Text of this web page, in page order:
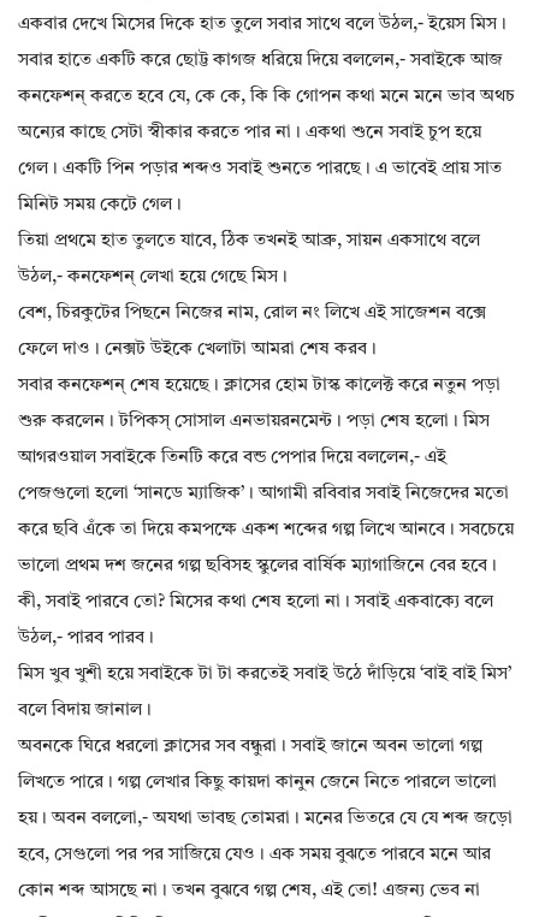
একবার দেখে মিসের দিকে হাত তুলে সবার সাথে বলে উঠল,- ইয়েস মিস।
সবার হাতে একটি করে ছোট্ট কাগজ ধরিয়ে দিয়ে বললেন,- সবাইকে আজ
কনফেশন্ করতে হবে যে, কে কে, কি কি গোপন কথা মনে মনে ভাব অথচ
অন্যের কাছে সেটা স্বীকার করতে পার না। একথা শুনে সবাই চুপ হয়ে
গেল। একটি পিন পড়ার শব্দও সবাই শুনতে পারছে। এ ভাবেই প্রায় সাত
মিনিট সময় কেটে গেল।
তিয়া প্রথমে হাত তুলতে যাবে, ঠিক তখনই আব্রু, সায়ন একসাথে বলে
উঠল,- কনফেশন্ লেখা হয়ে গেছে মিস।
বেশ, চিরকুটের পিছনে নিজের নাম, রোল নং লিখে এই সাজেশন বক্সে
ফেলে দাও। নেক্সট উইকে খেলাটা আমরা শেষ করব।
সবার কনফেশন্ শেষ হয়েছে। ক্লাসের হোম টাস্ক কালেক্ট করে নতুন পড়া
শুরু করলেন। টপিকস্ সোসাল এনভায়রনমেন্ট। পড়া শেষ হলো। মিস
আগরওয়াল সবাইকে তিনটি করে বন্ড পেপার দিয়ে বললেন,- এই
পেজগুলো হলো ‘সানডে ম‍্যাজিক’। আগামী রবিবার সবাই নিজেদের মতো
করে ছবি এঁকে তা দিয়ে কমপক্ষে একশ শব্দের গল্প লিখে আনবে। সবচেয়ে
ভালো প্রথম দশ জনের গল্প ছবিসহ স্কুলের বার্ষিক ম্যাগাজিনে বের হবে।
কী, সবাই পারবে তো? মিসের কথা শেষ হলো না। সবাই একবাক্যে বলে
উঠল,- পারব পারব।
মিস খুব খুশী হয়ে সবাইকে টা টা করতেই সবাই উঠে দাঁড়িয়ে ‘বাই বাই মিস’
বলে বিদায় জানাল।
অবনকে ঘিরে ধরলো ক্লাসের সব বন্ধুরা। সবাই জানে অবন ভালো গল্প
লিখতে পারে। গল্প লেখার কিছু কায়দা কানুন জেনে নিতে পারলে ভালো
হয়। অবন বললো,- অযথা ভাবছ তোমরা। মনের ভিতরে যে যে শব্দ জড়ো
হবে, সেগুলো পর পর সাজিয়ে যেও। এক সময় বুঝতে পারবে মনে আর
কোন শব্দ আসছে না। তখন বুঝবে গল্প শেষ, এই তো! এজন্য ভেব না